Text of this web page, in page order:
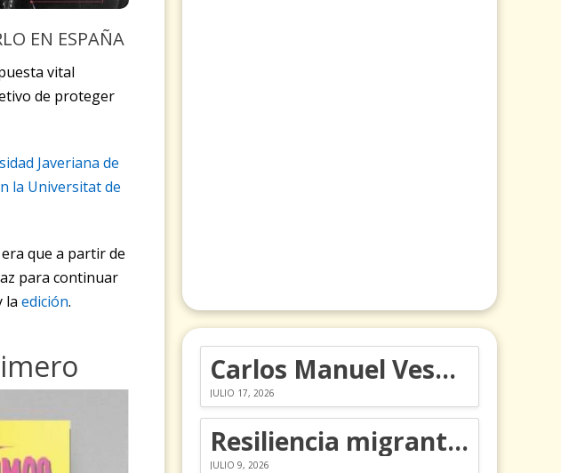
EN ESPAÑA
vital
de proteger
Javeriana de
la Universitat de
que a partir de
para continuar
la edición.
Carlos Manuel Vesga lleva el nombre de Colombia a los Emmy
JULIO 17, 2026
Resiliencia migrante: 5 emociones y cómo gestionarlas
JULIO 9, 2026